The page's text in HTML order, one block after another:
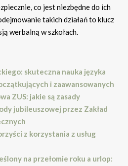
co jest niezbędne do ich
takich działań to klucz
werbalną w szkołach.
skuteczna nauka języka
i zaawansowanych
ZUS: jakie są zasady
jubileuszowej przez Zakład
z korzystania z usług
na przełomie roku a urlop: